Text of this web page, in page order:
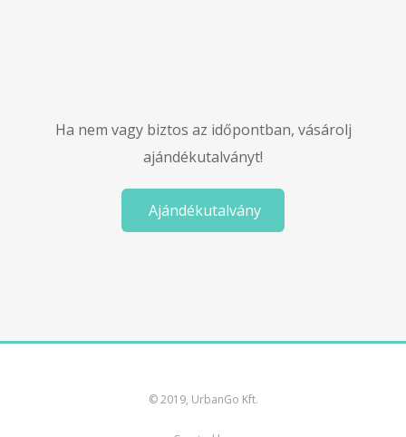
Ha nem vagy biztos az időpontban, vásárolj
ajándékutalványt!
Ajándékutalvány
© 2019, UrbanGo Kft.